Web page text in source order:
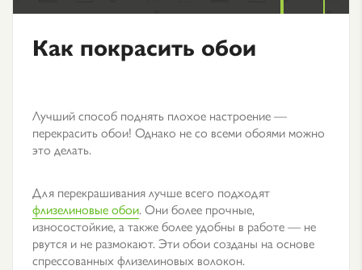
Как покрасить обои
Лучший способ поднять плохое настроение —
перекрасить обои! Однако не со всеми обоями можно
это делать.
Для перекрашивания лучше всего подходят
флизелиновые обои. Они более прочные,
износостойкие, а также более удобны в работе — не
рвутся и не размокают. Эти обои созданы на основе
спрессованных флизелиновых волокон.